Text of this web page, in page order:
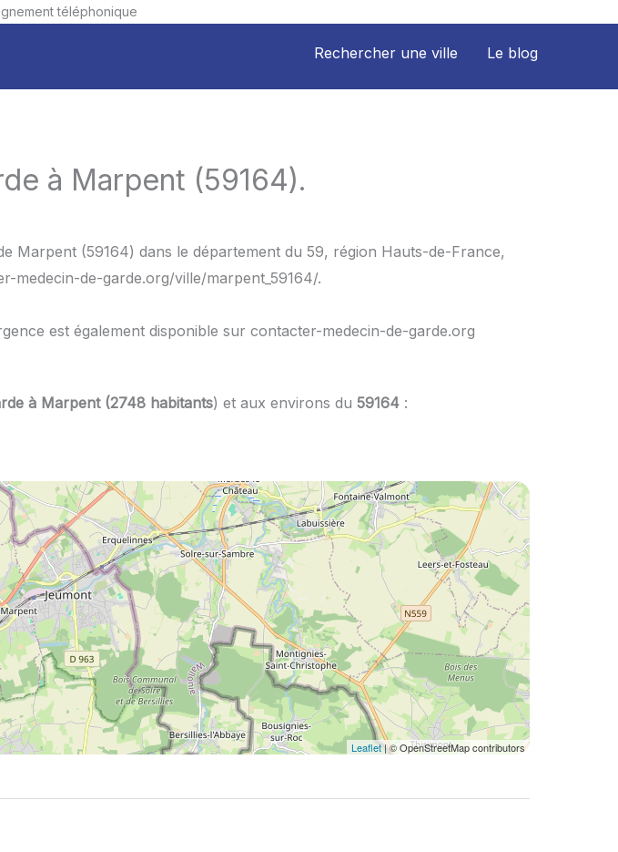
téléphonique
Rechercher une ville Le blog
à Marpent (59164).
Marpent (59164) dans le département du 59, région Hauts-de-France,
de-garde.org/ville/marpent_59164/.
est également disponible sur contacter-medecin-de-garde.org
à Marpent (2748 habitants) et aux environs du 59164 :
Leaflet| © OpenStreetMap contributors